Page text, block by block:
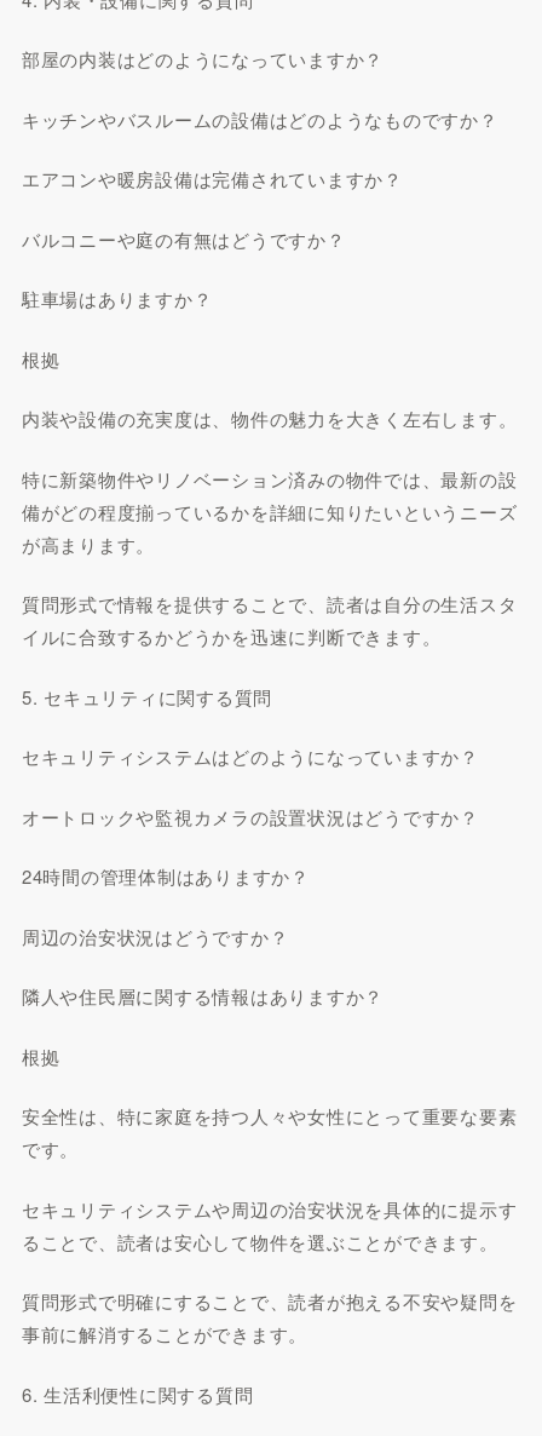
部屋の内装はどのようになっていますか？
キッチンやバスルームの設備はどのようなものですか？
エアコンや暖房設備は完備されていますか？
バルコニーや庭の有無はどうですか？
駐車場はありますか？
根拠
内装や設備の充実度は、物件の魅力を大きく左右します。
特に新築物件やリノベーション済みの物件では、最新の設
備がどの程度揃っているかを詳細に知りたいというニーズ
が高まります。
質問形式で情報を提供することで、読者は自分の生活スタ
イルに合致するかどうかを迅速に判断できます。
5. セキュリティに関する質問
セキュリティシステムはどのようになっていますか？
オートロックや監視カメラの設置状況はどうですか？
24時間の管理体制はありますか？
周辺の治安状況はどうですか？
隣人や住民層に関する情報はありますか？
根拠
安全性は、特に家庭を持つ人々や女性にとって重要な要素
です。
セキュリティシステムや周辺の治安状況を具体的に提示す
ることで、読者は安心して物件を選ぶことができます。
質問形式で明確にすることで、読者が抱える不安や疑問を
事前に解消することができます。
6. 生活利便性に関する質問